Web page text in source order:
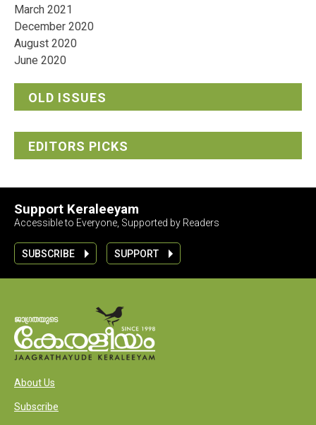
March 2021
December 2020
August 2020
June 2020
OLD ISSUES
EDITORS PICKS
Support Keraleeyam
Accessible to Everyone, Supported by Readers
SUBSCRIBE SUPPORT
About Us
Subscribe